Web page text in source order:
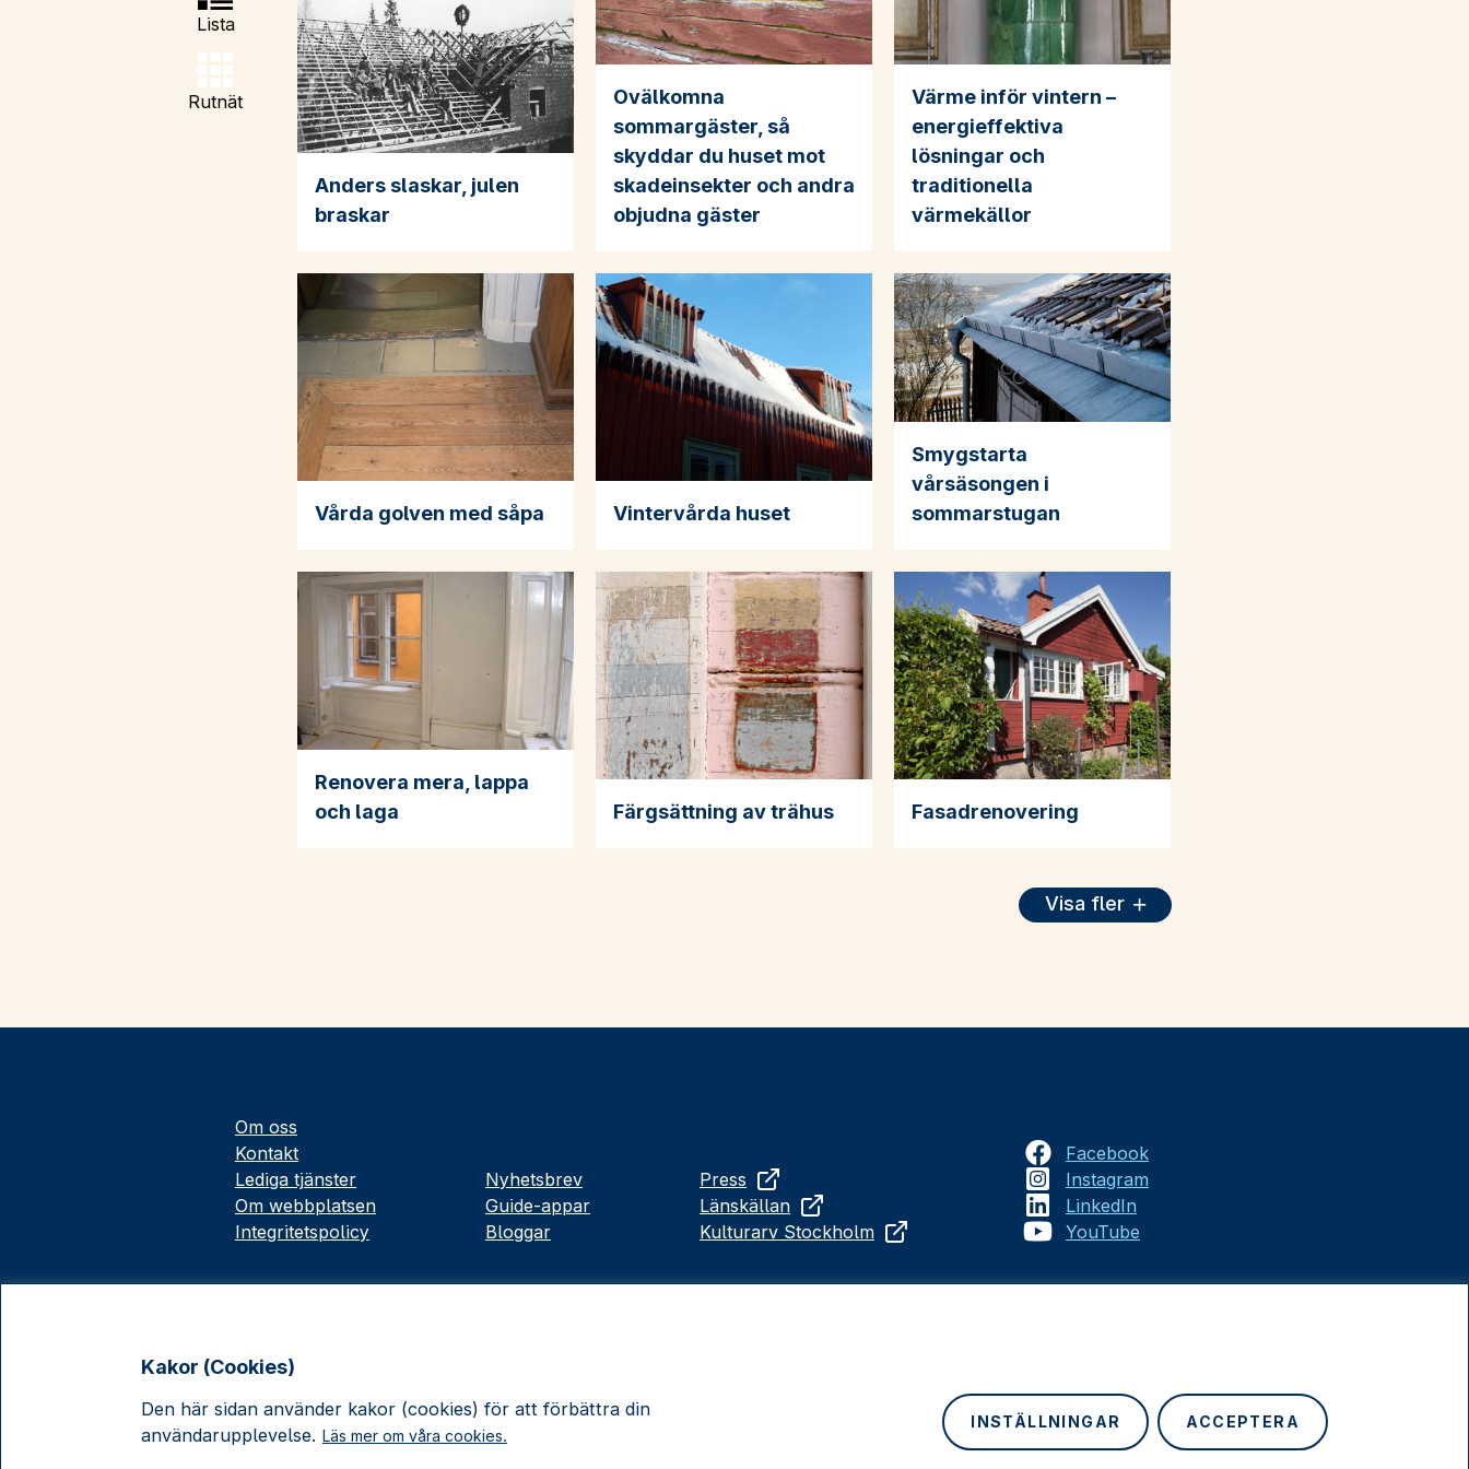
Kakor (Cookies)
Den här sidan använder kakor (cookies) för att förbättra din
användarupplevelse. Läs mer om våra cookies.
INSTÄLLNINGAR ACCEPTERA
Lista
Rutnät
Anders slaskar, julen
braskar
Ovälkomna
sommargäster, så
skyddar du huset mot
skadeinsekter och andra
objudna gäster
Värme inför vintern –
energieffektiva
lösningar och
traditionella
värmekällor
Vårda golven med såpa Vintervårda huset
Smygstarta
vårsäsongen i
sommarstugan
Renovera mera, lappa
och laga
Färgsättning av trähus Fasadrenovering
Visa fler
Om oss
Kontakt
Lediga tjänster
Om webbplatsen
Integritetspolicy
Nyhetsbrev
Guide-appar
Bloggar
Press
Länskällan
Kulturarv Stockholm
Facebook
Instagram
LinkedIn
YouTube